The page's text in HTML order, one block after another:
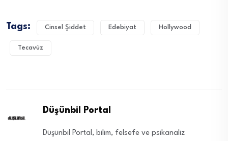
Tags: Cinsel Şiddet Edebiyat Hollywood
Tecavüz
Düşünbil Portal
Düşünbil Portal, bilim, felsefe ve psikanaliz